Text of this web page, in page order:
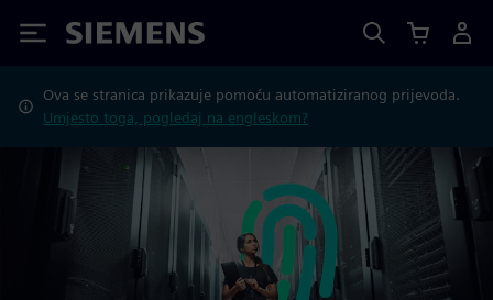
Siemens
Ova se stranica prikazuje pomoću automatiziranog prijevoda.
Umjesto toga, pogledaj na engleskom?